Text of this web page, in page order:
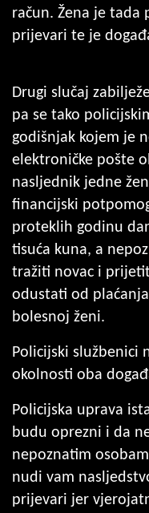
račun. Žena je tada
prijevari te je
Drugi slučaj
pa se tako
godišnjak kojem je
elektroničke pošte
nasljednik jedne
financijski
proteklih godinu
tisuća kuna, a
tražiti novac i
odustati od
bolesnoj ženi.
Policijski službenici
okolnosti oba
Policijska uprava
budu oprezni i da
nepoznatim
nudi vam
prijevari jer